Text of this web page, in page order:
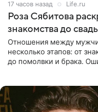
17 часов назад Life.ru
Роза Сябитова
знакомства до
Отношения между
несколько этапов: от
до помолвки и брака.